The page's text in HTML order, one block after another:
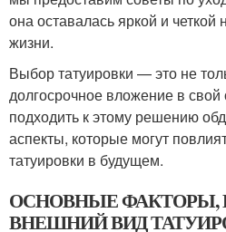
она оставалась яркой и
жизни.
Выбор татуировки — это не
долгосрочное вложение в
подходить к этому решению
аспекты, которые могут
татуировки в будущем.
ОСНОВНЫЕ
ВНЕШНИЙ ВИД